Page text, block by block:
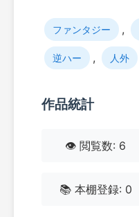
ファンタジー ,
逆ハー , 人外
作品統計
👁️ 閲覧数: 6
📚 本棚登録: 0